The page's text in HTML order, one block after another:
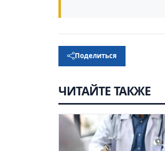
Поделиться
ЧИТАЙТЕ ТАКЖЕ